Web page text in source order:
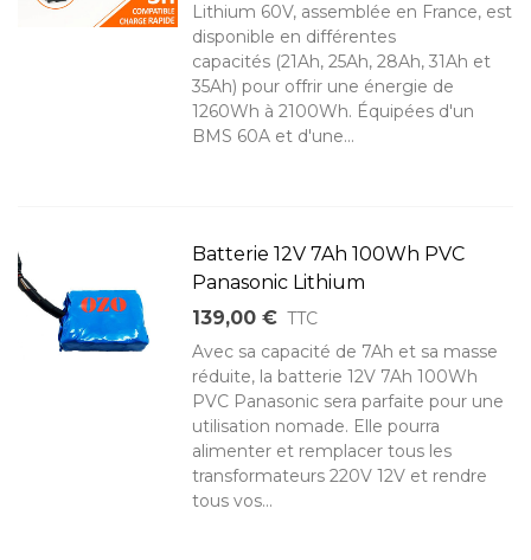
Lithium 60V, assemblée en France, est
disponible en différentes
capacités (21Ah, 25Ah, 28Ah, 31Ah et
35Ah) pour offrir une énergie de
1260Wh à 2100Wh. Équipées d'un
BMS 60A et d'une...
Batterie 12V 7Ah 100Wh PVC
Panasonic Lithium
139,00 € TTC
Avec sa capacité de 7Ah et sa masse
réduite, la batterie 12V 7Ah 100Wh
PVC Panasonic sera parfaite pour une
utilisation nomade. Elle pourra
alimenter et remplacer tous les
transformateurs 220V 12V et rendre
tous vos...